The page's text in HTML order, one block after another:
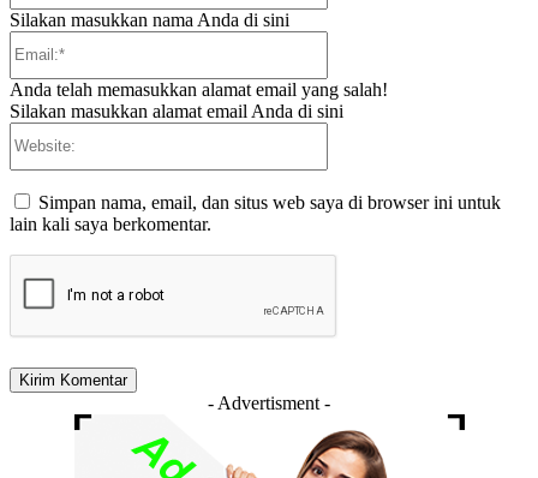
Silakan masukkan nama Anda di sini
Anda telah memasukkan alamat email yang salah!
Silakan masukkan alamat email Anda di sini
Simpan nama, email, dan situs web saya di browser ini untuk
lain kali saya berkomentar.
- Advertisment -